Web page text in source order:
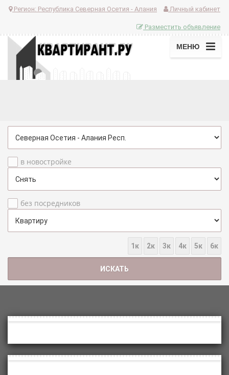
Регион: Республика Северная Осетия - Алания Личный кабинет
Разместить объявление
МЕНЮ
в новостройке
без посредников
1к 2к 3к 4к 5к 6к